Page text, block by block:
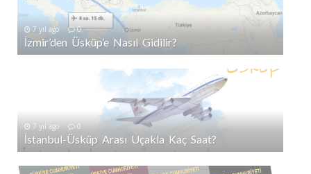
7 yıl ago 0
İzmir’den Üsküp’e Nasıl Gidilir?
7 yıl ago 0
İstanbul-Üsküp Arası Uçakla Kaç Saat?